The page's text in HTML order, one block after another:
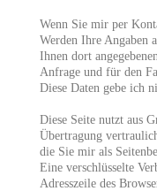
Wenn Sie mir per
Werden Ihre Angaben
Ihnen dort
Anfrage und für den
Diese Daten gebe ich
Diese Seite nutzt aus
Übertragung
die Sie mir als
Eine verschlüsselte
Adresszeile des